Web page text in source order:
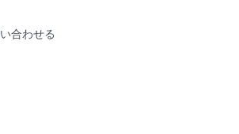
合わせる